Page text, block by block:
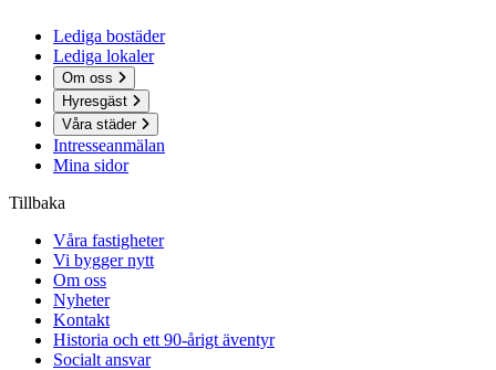
Lediga bostäder
Lediga lokaler
Om oss
Hyresgäst
Våra städer
Intresseanmälan
Mina sidor
Tillbaka
Våra fastigheter
Vi bygger nytt
Om oss
Nyheter
Kontakt
Historia och ett 90-årigt äventyr
Socialt ansvar